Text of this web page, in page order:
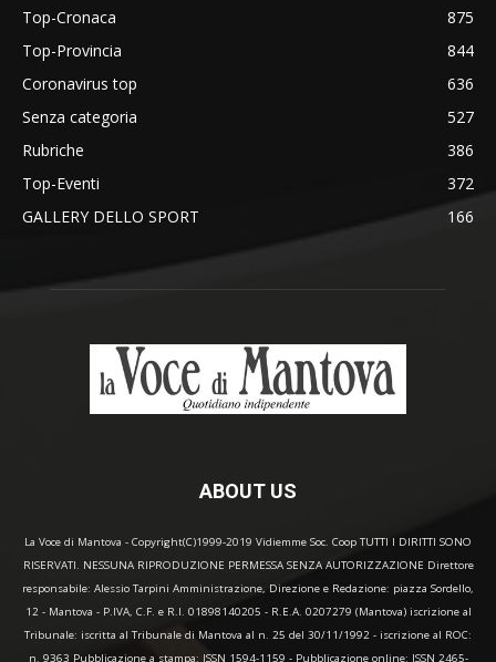
Top-Cronaca
875
Top-Provincia
844
Coronavirus top
636
Senza categoria
527
Rubriche
386
Top-Eventi
372
GALLERY DELLO SPORT
166
ABOUT US
La Voce di Mantova - Copyright(C)1999-2019 Vidiemme Soc. Coop TUTTI I DIRITTI SONO
RISERVATI. NESSUNA RIPRODUZIONE PERMESSA SENZA AUTORIZZAZIONE Direttore
responsabile: Alessio Tarpini Amministrazione, Direzione e Redazione: piazza Sordello,
12 - Mantova - P.IVA, C.F. e R.I. 01898140205 - R.E.A. 0207279 (Mantova) iscrizione al
Tribunale: iscritta al Tribunale di Mantova al n. 25 del 30/11/1992 - iscrizione al ROC:
n. 9363 Pubblicazione a stampa: ISSN 1594-1159 - Pubblicazione online: ISSN 2465-